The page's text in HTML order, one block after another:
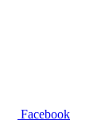
Facebook